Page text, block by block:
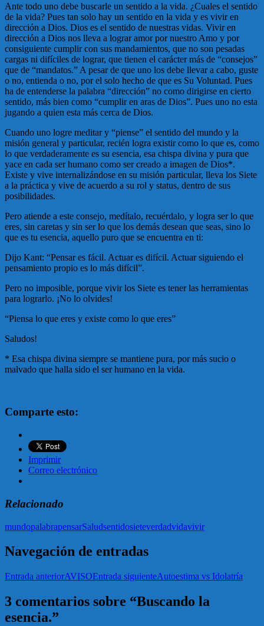
Ante todo uno debe buscarle un sentido a la vida. ¿Cuales el sentido
de la vida? Pues tan solo hay un sentido en la vida y es vivir en
dirección a Dios. Dios es el sentido de nuestras vidas. Vivir en
dirección a Dios nos lleva a lograr amor por nuestro Amo y por
consiguiente cumplir con sus mandamientos, que no son pesadas
cargas ni difíciles de lograr, que tienen el carácter más de “consejos”
que de “mandatos.” A pesar de que uno los debe llevar a cabo, guste
o no, entienda o no, por el solo hecho de que es Su Voluntad. Pues
ha de entenderse la palabra “dirección” no como dirigirse en cierto
sentido, más bien como “cumplir en aras de Dios”. Pues uno no esta
jugando a quien esta más cerca de Dios.
Cuando uno logre meditar y “piense” el sentido del mundo y la
misión general y particular, recién logra existir como lo que es, como
lo que verdaderamente es su esencia, esa chispa divina y pura que
yace en cada ser humano como ser creado a imagen de Dios*.
Existe y vive internalizándose en su misión particular, lleva los Siete
a la práctica y vive de acuerdo a su rol y status, dentro de sus
posibilidades.
Pero atiende a este consejo, medítalo, recuérdalo, y logra ser lo que
eres, sin caretas y sin ser lo que los demás desean que seas, sino lo
que es tu esencia, aquello puro que se encuentra en ti:
Dijo Kant: “Pensar es fácil. Actuar es difícil. Actuar siguiendo el
pensamiento propio es lo más difícil”.
Pero no imposible, porque vivir los Siete es tener las herramientas
para lograrlo. ¡No lo olvides!
“Piensa lo que eres y existe como lo que eres”
Saludos!
* Esa chispa divina siempre se mantiene pura, por más sucio o
malvado que halla sido el ser humano en la vida.
Comparte esto:
Imprimir
Correo electrónico
Relacionado
mundopalabrapensarSaludsentidosieteverdadvidavivir
Navegación de entradas
Entrada anteriorAVISOEntrada siguienteAutoestima vs Idolatría
3 comentarios sobre “Buscando la
esencia.”